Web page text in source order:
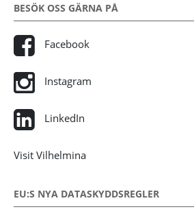
BESÖK OSS GÄRNA PÅ
Facebook
Instagram
LinkedIn
Visit Vilhelmina
EU:S NYA DATASKYDDSREGLER